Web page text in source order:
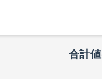
合計